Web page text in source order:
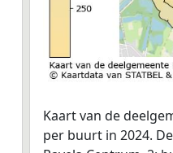
Kaart van de
per buurt in 2024.